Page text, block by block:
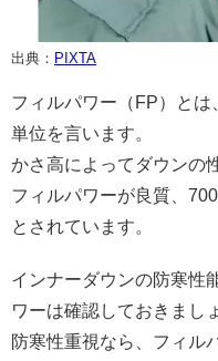
出典： PIXTA
フィルパワー（FP）と
単位を言います。
かさ高によってダウンの
フィルパワーが良質、
とされています。
インナーダウンの防寒性
ワーは確認しておきまし
防寒性重視なら、フィル